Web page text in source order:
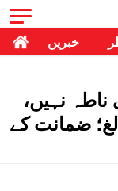
خبریں
نہیں،
ضمانت کے